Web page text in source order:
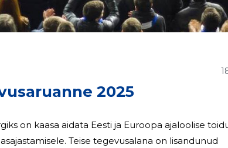
2025
on kaasa aidata Eesti ja Euroopa ajaloolise
Teise tegevusalana on lisandunud